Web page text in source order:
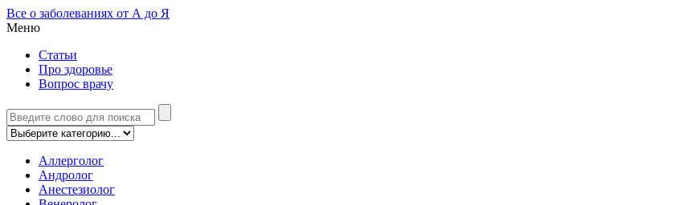
Все о заболеваниях от А до Я
Меню
Статьи
Про здоровье
Вопрос врачу
Аллерголог
Андролог
Анестезиолог